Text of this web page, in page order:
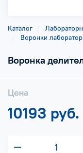
Каталог
Воронки
Воронка
Цена
10193 руб.